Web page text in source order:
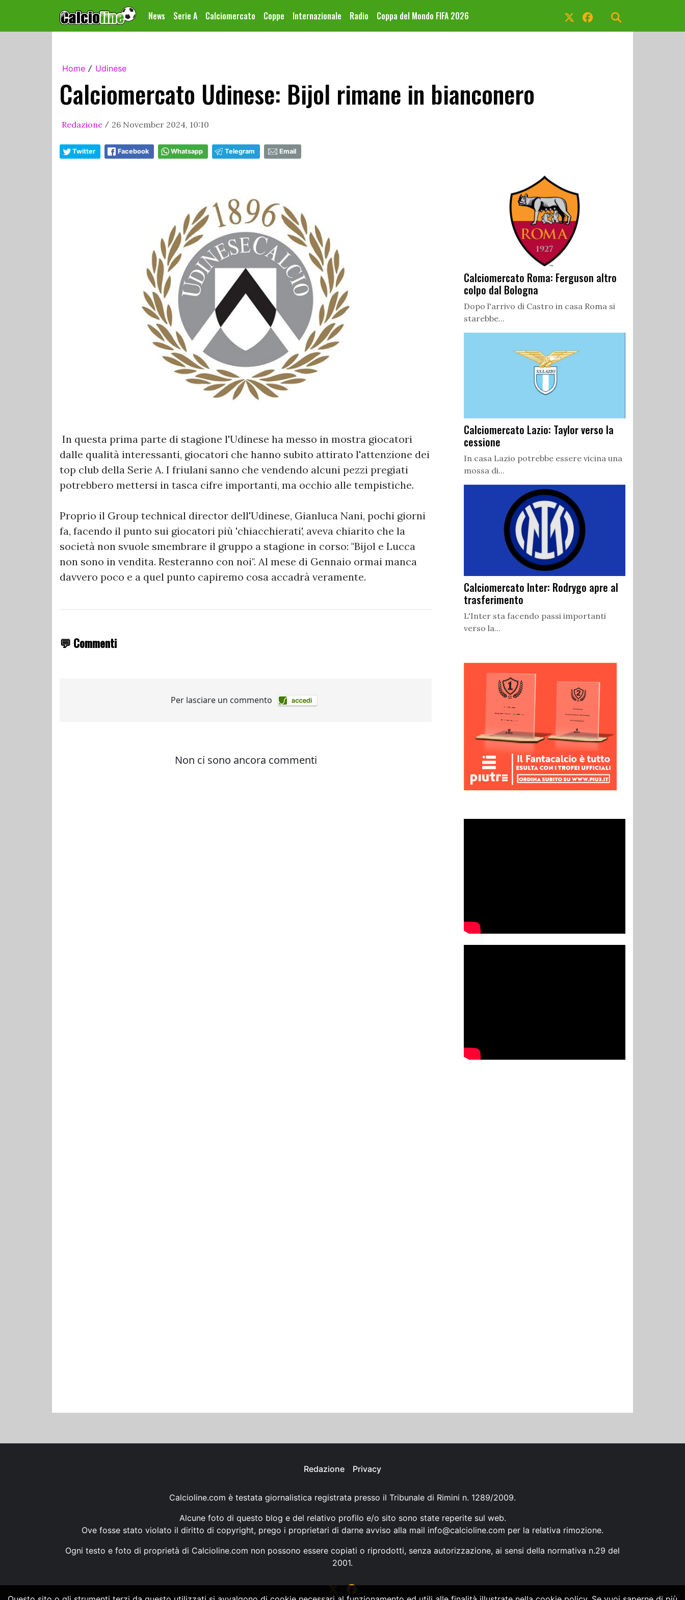
News Serie A Calciomercato Coppe Internazionale Radio Coppa del Mondo FIFA 2026
Home / Udinese
Calciomercato Udinese: Bijol rimane in bianconero
Redazione / 26 November 2024, 10:10
Twitter Facebook Whatsapp Telegram Email
In questa prima parte di stagione l'Udinese ha messo in mostra giocatori
dalle qualità interessanti, giocatori che hanno subito attirato l'attenzione dei
top club della Serie A. I friulani sanno che vendendo alcuni pezzi pregiati
potrebbero mettersi in tasca cifre importanti, ma occhio alle tempistiche.
Proprio il Group technical director dell'Udinese, Gianluca Nani, pochi giorni
fa, facendo il punto sui giocatori più 'chiacchierati', aveva chiarito che la
società non svuole smembrare il gruppo a stagione in corso: "Bijol e Lucca
non sono in vendita. Resteranno con noi". Al mese di Gennaio ormai manca
davvero poco e a quel punto capiremo cosa accadrà veramente.
💬 Commenti
Calciomercato Roma: Ferguson altro
colpo dal Bologna
Dopo l'arrivo di Castro in casa Roma si
starebbe...
Calciomercato Lazio: Taylor verso la
cessione
In casa Lazio potrebbe essere vicina una
mossa di...
Calciomercato Inter: Rodrygo apre al
trasferimento
L'Inter sta facendo passi importanti
verso la...
Redazione Privacy
Calcioline.com è testata giornalistica registrata presso il Tribunale di Rimini n. 1289/2009.
Alcune foto di questo blog e del relativo profilo e/o sito sono state reperite sul web.
Ove fosse stato violato il diritto di copyright, prego i proprietari di darne avviso alla mail info@calcioline.com per la relativa rimozione.
Ogni testo e foto di proprietà di Calcioline.com non possono essere copiati o riprodotti, senza autorizzazione, ai sensi della normativa n.29 del
2001.